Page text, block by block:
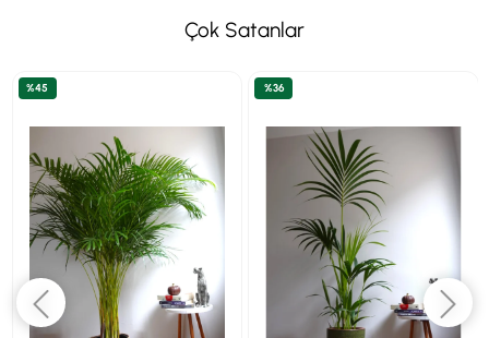
Çok Satanlar
%45 %36